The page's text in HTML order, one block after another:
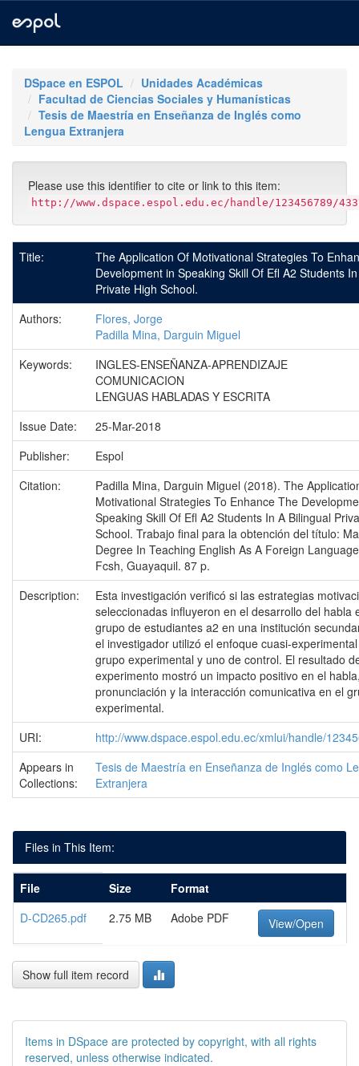
navigationDSpace en ESPOL
Unidades Académicas
Facultad de Ciencias Sociales y Humanísticas
Tesis de Maestría en Enseñanza de Inglés como
Lengua Extranjera
Please use this identifier to cite or link to this item:
http://www.dspace.espol.edu.ec/handle/123456789/
Title:
The Application Of Motivational Strategies To
Development in Speaking Skill Of Efl A2 Students
Private High School.
Authors:
Flores, Jorge
Padilla Mina, Darguin Miguel
Keywords:
INGLES-ENSEÑANZA-APRENDIZAJE
COMUNICACION
LENGUAS HABLADAS Y ESCRITA
Issue Date:
25-Mar-2018
Publisher:
Espol
Citation:
Padilla Mina, Darguin Miguel (2018). The
Motivational Strategies To Enhance The
Speaking Skill Of Efl A2 Students In A Bilingual
School. Trabajo final para la obtención del título:
Degree In Teaching English As A Foreign
Fcsh, Guayaquil. 87 p.
Description:
Esta investigación verificó si las estrategias
seleccionadas influyeron en el desarrollo del habla
grupo de estudiantes a2 en una institución
el investigador utilizó el enfoque cuasi-
grupo experimental y uno de control. El resultado
experimento mostró un impacto positivo en el
pronunciación y la interacción comunicativa en el
experimental.
URI:
http://www.dspace.espol.edu.ec/xmlui/handle/
Appears in
Collections:
Tesis de Maestría en Enseñanza de Inglés como
Extranjera
Files in This Item:
File Size
Format
D-CD265.pdf
2.75 MB Adobe PDF View/Open
Show full item record
Items in DSpace are protected by copyright, with all rights
reserved, unless otherwise indicated.